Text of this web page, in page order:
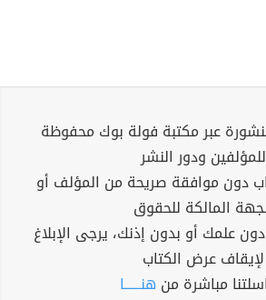
عبر مكتبة فولة بوك محفوظة
للمؤلفين ودور النشر
دون موافقة صريحة من المؤلف أو
المالكة للحقوق
علمك أو بدون إذنك، يرجى الإبلاغ
لإيقاف عرض الكتاب
مباشرة من هنــــــا